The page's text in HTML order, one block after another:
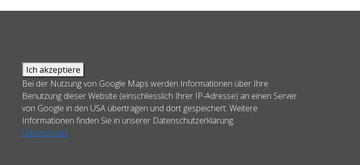
Ich akzeptiere
Bei der Nutzung von Google Maps werden Informationen über Ihre
Benutzung dieser Website (einschliesslich Ihrer IP-Adresse) an einen Server
von Google in den USA übertragen und dort gespeichert. Weitere
Informationen finden Sie in unserer Datenschutzerklärung.
Datenschutz